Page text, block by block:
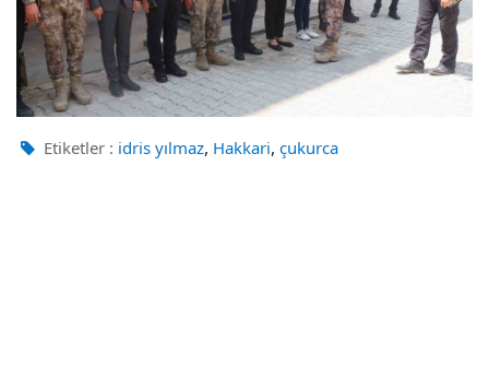
Etiketler : idris yılmaz, Hakkari, çukurca